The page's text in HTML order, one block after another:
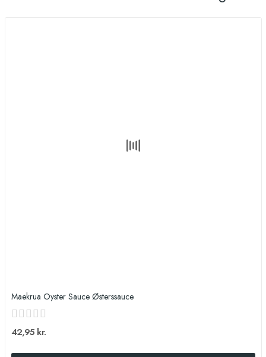
Maekrua Oyster Sauce Østerssauce
42,95 kr.